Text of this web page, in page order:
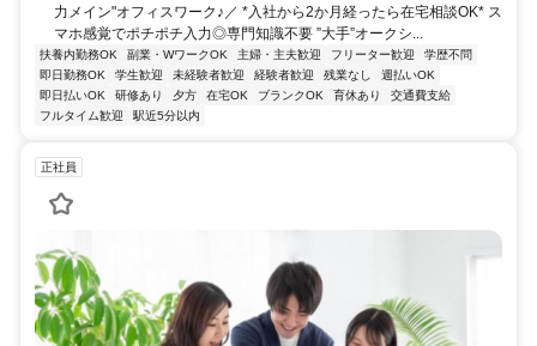
力メイン"オフィスワーク♪／ *入社から2か月経ったら在宅相談OK* ス
マホ感覚でポチポチ入力◎専門知識不要 ”大手”オークシ...
扶養内勤務OK 副業・WワークOK 主婦・主夫歓迎 フリーター歓迎
学歴不問
即日勤務OK
学生歓迎 未経験者歓迎 経験者歓迎 残業なし
週払いOK
即日払いOK
研修あり 夕方 在宅OK ブランクOK 育休あり
交通費支給
フルタイム歓迎
駅近5分以内
正社員